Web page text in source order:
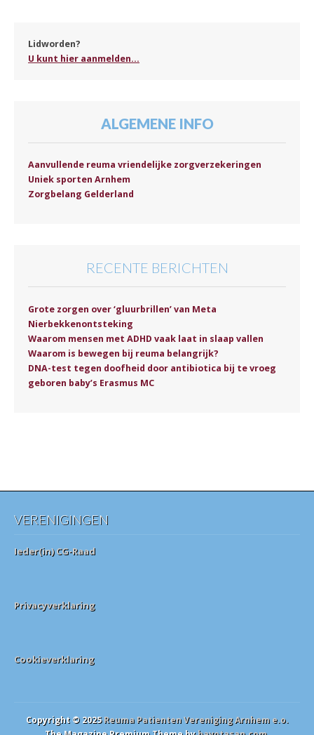
Lidworden?
U kunt hier aanmelden...
ALGEMENE INFO
Aanvullende reuma vriendelijke zorgverzekeringen
Uniek sporten Arnhem
Zorgbelang Gelderland
RECENTE BERICHTEN
Grote zorgen over ‘gluurbrillen’ van Meta
Nierbekkenontsteking
Waarom mensen met ADHD vaak laat in slaap vallen
Waarom is bewegen bij reuma belangrijk?
DNA-test tegen doofheid door antibiotica bij te vroeg
geboren baby’s Erasmus MC
VERENIGINGEN
Ieder(in) CG-Raad
Privacyverklaring
Cookieverklaring
Copyright © 2025Reuma Patienten Vereniging Arnhem e.o.